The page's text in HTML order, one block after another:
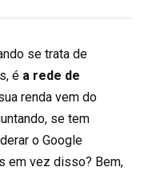
se trata de
é a rede de
renda vem do
se tem
o Google
em vez disso? Bem,